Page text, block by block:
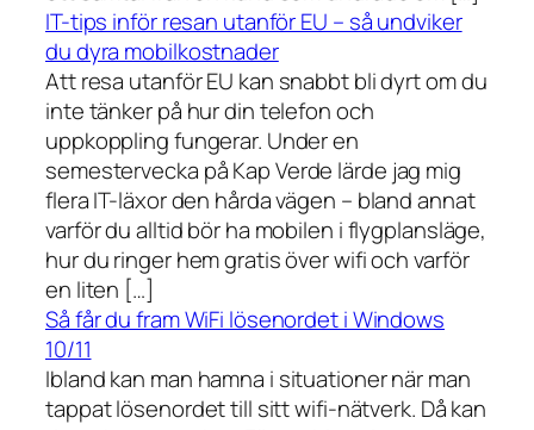
IT-tips inför resan utanför EU – så undviker
du dyra mobilkostnader
Att resa utanför EU kan snabbt bli dyrt om du
inte tänker på hur din telefon och
uppkoppling fungerar. Under en
semestervecka på Kap Verde lärde jag mig
flera IT-läxor den hårda vägen – bland annat
varför du alltid bör ha mobilen i flygplansläge,
hur du ringer hem gratis över wifi och varför
en liten […]
Så får du fram WiFi lösenordet i Windows
10/11
Ibland kan man hamna i situationer när man
tappat lösenordet till sitt wifi-nätverk. Då kan